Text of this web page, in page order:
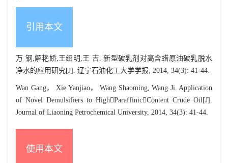
引用本文
万 钢,解艳娇,王绍明,王 吉. 新型破乳剂对高含蜡原油破乳脱水
净水的应用研究[J]. 辽宁石油化工大学学报, 2014, 34(3): 41-44.
Wan Gang， Xie Yanjiao， Wang Shaoming, Wang Ji. Application
of Novel Demulsifiers to HighParaffinicContent Crude Oil[J].
Journal of Liaoning Petrochemical University, 2014, 34(3): 41-44.
使用本文